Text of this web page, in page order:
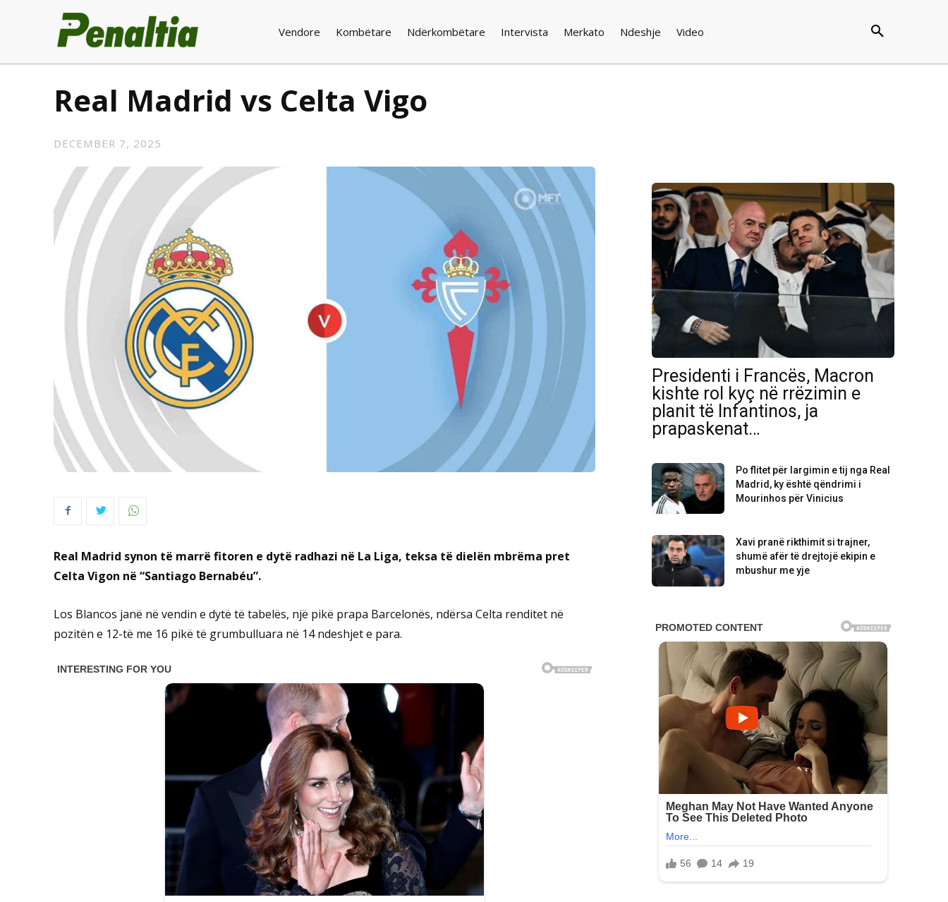
Vendore Kombëtare Ndërkombëtare Intervista Merkato Ndeshje Video
Real Madrid vs Celta Vigo
DECEMBER 7, 2025
Real Madrid synon të marrë fitoren e dytë radhazi në La Liga, teksa të dielën mbrëma pret
Celta Vigon në “Santiago Bernabéu”.
Los Blancos janë në vendin e dytë të tabelës, një pikë prapa Barcelonës, ndërsa Celta renditet në
pozitën e 12-të me 16 pikë të grumbulluara në 14 ndeshjet e para.
Presidenti i Francës, Macron
kishte rol kyç në rrëzimin e
planit të Infantinos, ja
prapaskenat…
Po flitet për largimin e tij nga Real
Madrid, ky është qëndrimi i
Mourinhos për Vinicius
Xavi pranë rikthimit si trajner,
shumë afër të drejtojë ekipin e
mbushur me yje